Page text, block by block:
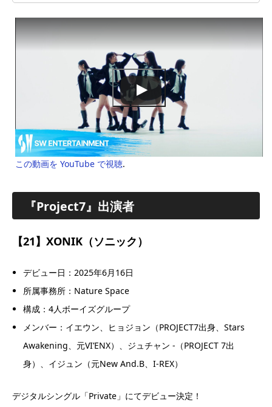
この動画を YouTube で視聴.
『Project7』出演者
【21】XONIK（ソニック）
デビュー日：2025年6月16日
所属事務所：Nature Space
構成：4人ボーイズグループ
メンバー：イエウン、ヒョジョン（PROJECT7出身、Stars
Awakening、元VI’ENX）、ジュチャン -（PROJECT 7出
身）、イジュン（元New And.B、I-REX）
デジタルシングル「Private」にてデビュー決定！